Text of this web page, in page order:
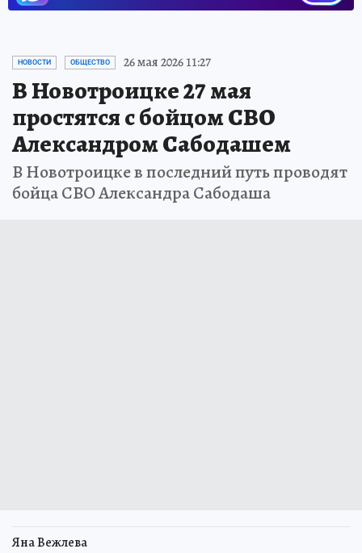
НОВОСТИ ОБЩЕСТВО 26 мая 2026 11:27
В Новотроицке 27 мая
простятся с бойцом СВО
Александром Сабодашем
В Новотроицке в последний путь проводят
бойца СВО Александра Сабодаша
Яна Вежлева